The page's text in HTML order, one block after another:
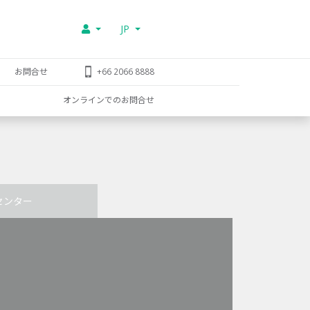
JP
お問合せ +66 2066 8888
オンラインでのお問合せ
ンター